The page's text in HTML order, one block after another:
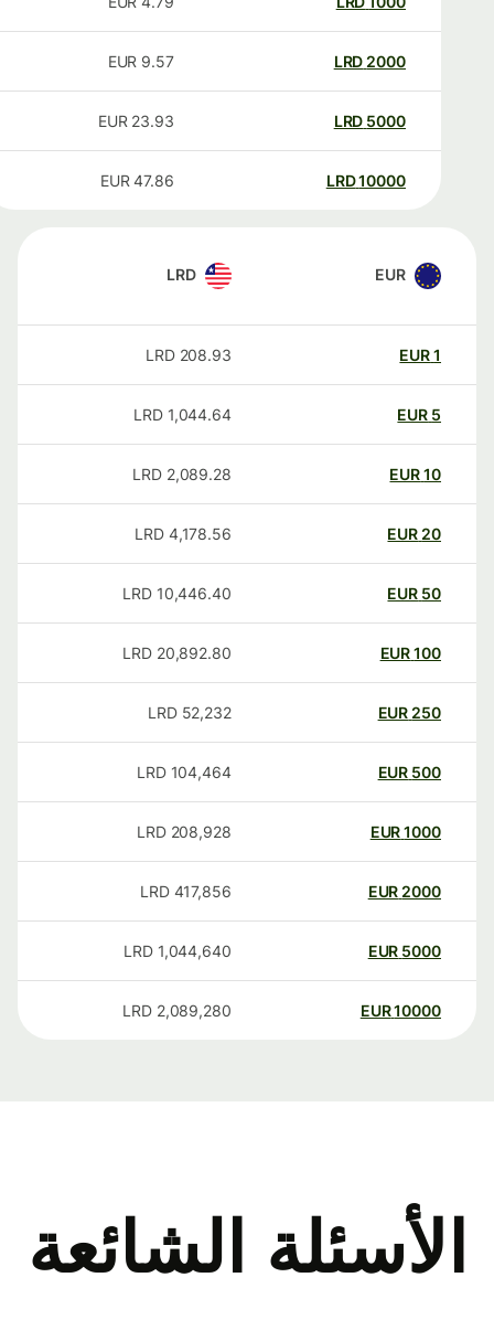
2000
LRD
9.57
EUR
5000
LRD
23.93
EUR
10000
LRD
47.86
EUR
EUR
LRD
EUR
208.93
LRD
EUR
1,044.64
LRD
EUR
2,089.28
LRD
20
EUR
4,178.56
LRD
50
EUR
10,446.40
LRD
100
EUR
20,892.80
LRD
250
EUR
52,232
LRD
500
EUR
104,464
LRD
1000
EUR
208,928
LRD
2000
EUR
417,856
LRD
5000
EUR
1,044,640
LRD
10000
EUR
2,089,280
LRD
الأسئلة الشائعة